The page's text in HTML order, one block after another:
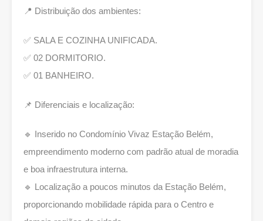
📍 Distribuição dos ambientes:
✅ SALA E COZINHA UNIFICADA.
✅ 02 DORMITORIO.
✅ 01 BANHEIRO.
📌 Diferenciais e localização:
🔹 Inserido no Condomínio Vivaz Estação Belém,
empreendimento moderno com padrão atual de moradia
e boa infraestrutura interna.
🔹 Localização a poucos minutos da Estação Belém,
proporcionando mobilidade rápida para o Centro e